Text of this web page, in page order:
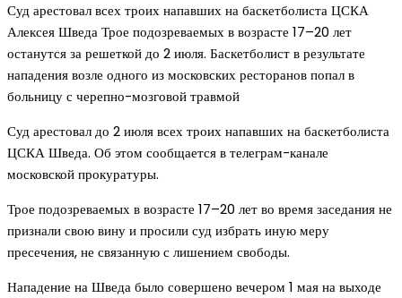
Суд арестовал всех троих напавших на баскетболиста ЦСКА
Алексея Шведа Трое подозреваемых в возрасте 17–20 лет
останутся за решеткой до 2 июля. Баскетболист в результате
нападения возле одного из московских ресторанов попал в
больницу с черепно-мозговой травмой
Суд арестовал до 2 июля всех троих напавших на баскетболиста
ЦСКА Шведа. Об этом сообщается в телеграм-канале
московской прокуратуры.
Трое подозреваемых в возрасте 17–20 лет во время заседания не
признали свою вину и просили суд избрать иную меру
пресечения, не связанную с лишением свободы.
Нападение на Шведа было совершено вечером 1 мая на выходе